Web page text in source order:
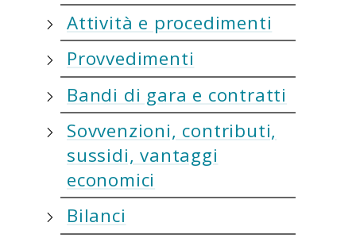
Attività e procedimenti
Provvedimenti
Bandi di gara e contratti
Sovvenzioni, contributi,
sussidi, vantaggi
economici
Bilanci